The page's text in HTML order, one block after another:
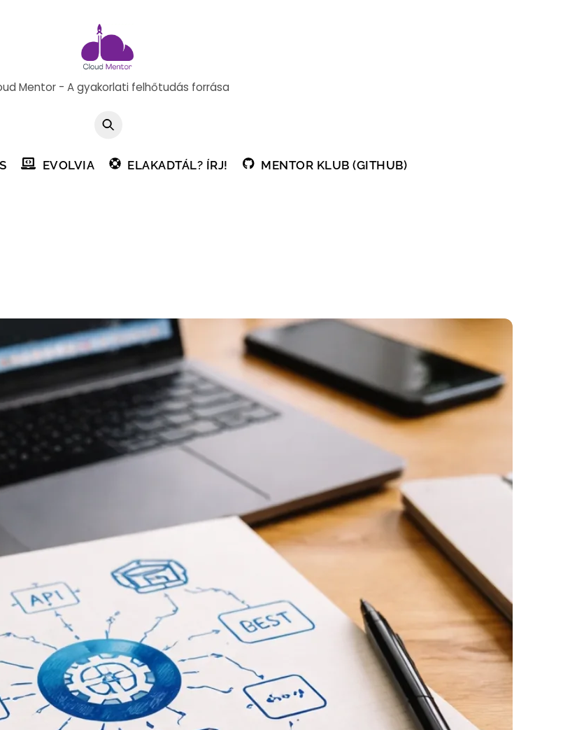
Mentor - A gyakorlati felhőtudás forrása
EVOLVIA ELAKADTÁL? ÍRJ! MENTOR KLUB (GITHUB)